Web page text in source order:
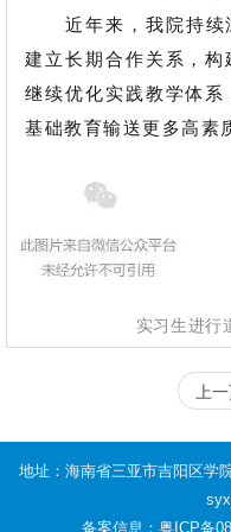
近年来，我院持
建立长期合作关系，
继续优化实践教学体
基础教育输送更多高素
实习生进行
上
地址：海南省三亚市吉阳区学
备案信息：粤ICP备